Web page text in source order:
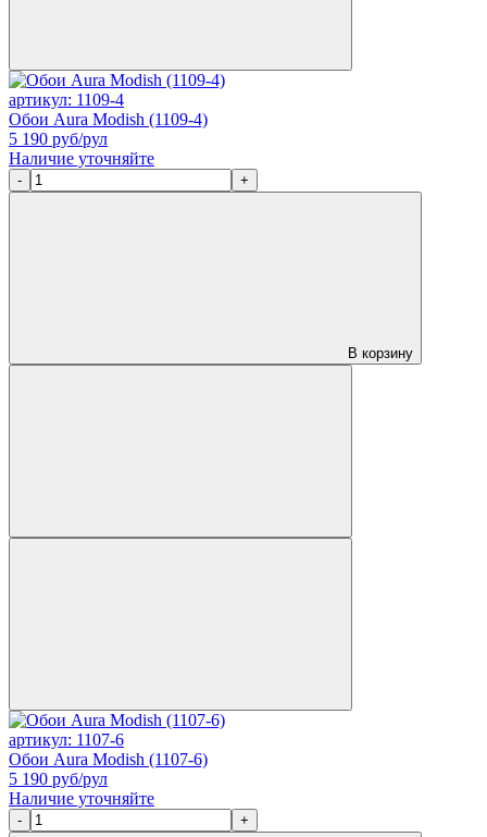
артикул: 1109-4
Обои Aura Modish (1109-4)
5 190 руб/рул
Наличие уточняйте
- +
В корзину
артикул: 1107-6
Обои Aura Modish (1107-6)
5 190 руб/рул
Наличие уточняйте
- +